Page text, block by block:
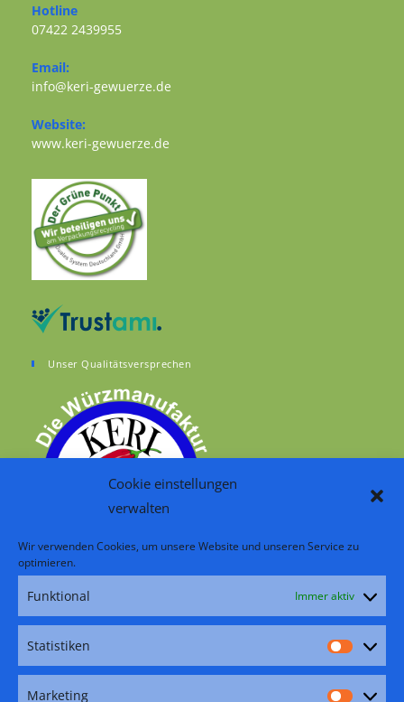
Cookie einstellungen
verwalten
Wir verwenden Cookies, um unsere Website und unseren Service zu
optimieren.
Funktional Immer aktiv
Statistiken
Marketing
Hotline
07422 2439955
Email:
info@keri-gewuerze.de
Website:
www.keri-gewuerze.de
Unser Qualitätsversprechen
Folge uns:
FacebookPinterestInstagramYouTubeTikTok